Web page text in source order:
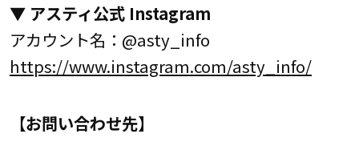
▼ アスティ公式 Instagram
アカウント名：@asty_info
https://www.instagram.com/asty_info/
【お問い合わせ先】